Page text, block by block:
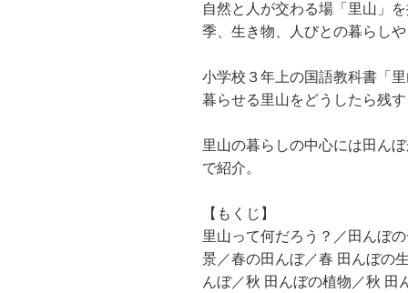
自然と人が交わる場「里山」
季、生き物、人びとの暮らし
小学校３年上の国語教科書「
暮らせる里山をどうしたら残
里山の暮らしの中心には田ん
で紹介。
【もくじ】
里山って何だろう？／田んぼ
景／春の田んぼ／春 田んぼの
んぼ／秋 田んぼの植物／秋 田